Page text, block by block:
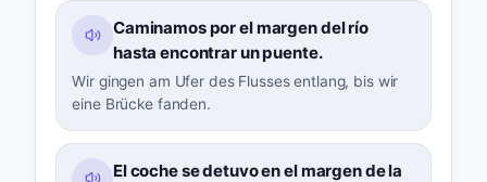
Caminamos por el margen del río
hasta encontrar un puente.
Wir gingen am Ufer des Flusses entlang, bis wir
eine Brücke fanden.
El coche se detuvo en el margen de la